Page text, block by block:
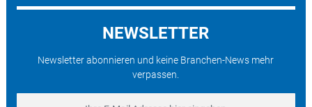
NEWSLETTER
Newsletter abonnieren und keine Branchen-News mehr
verpassen.